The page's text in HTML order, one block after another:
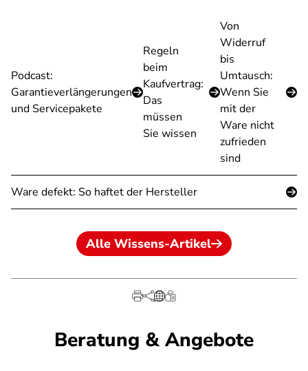
Podcast:
Garantieverlängerungen
und Servicepakete
Regeln
beim
Kaufvertrag:
Das
müssen
Sie wissen
Von
Widerruf
bis
Umtausch:
Wenn Sie
mit der
Ware nicht
zufrieden
sind
Ware defekt: So haftet der Hersteller
Alle Wissens-Artikel
Beratung & Angebote